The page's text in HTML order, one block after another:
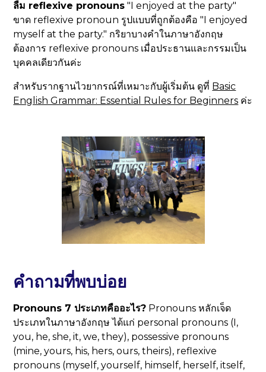
ลืม reflexive pronouns "I enjoyed at the party"
ขาด reflexive pronoun รูปแบบที่ถูกต้องคือ "I enjoyed
myself at the party." กริยาบางคำในภาษาอังกฤษ
ต้องการ reflexive pronouns เมื่อประธานและกรรมเป็น
บุคคลเดียวกันค่ะ
สำหรับรากฐานไวยากรณ์ที่เหมาะกับผู้เริ่มต้น ดูที่ Basic
English Grammar: Essential Rules for Beginners ค่ะ
คำถามที่พบบ่อย
Pronouns 7 ประเภทคืออะไร? Pronouns หลักเจ็ด
ประเภทในภาษาอังกฤษ ได้แก่ personal pronouns (I,
you, he, she, it, we, they), possessive pronouns
(mine, yours, his, hers, ours, theirs), reflexive
pronouns (myself, yourself, himself, herself, itself,